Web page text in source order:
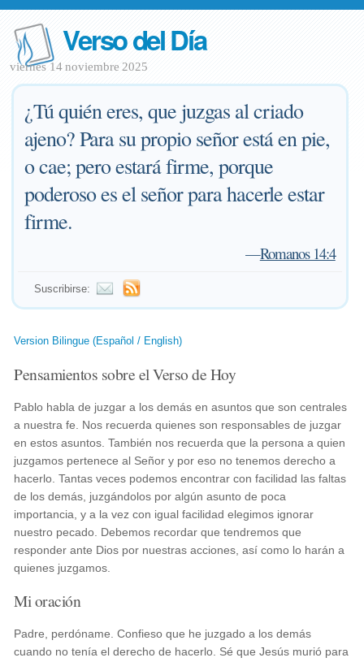
Verso del Día
viernes 14 noviembre 2025
¿Tú quién eres, que juzgas al criado
ajeno? Para su propio señor está en pie,
o cae; pero estará firme, porque
poderoso es el señor para hacerle estar
firme.
—Romanos 14:4
Suscribirse:
Version Bilingue (Español / English)
Pensamientos sobre el Verso de Hoy
Pablo habla de juzgar a los demás en asuntos que son centrales
a nuestra fe. Nos recuerda quienes son responsables de juzgar
en estos asuntos. También nos recuerda que la persona a quien
juzgamos pertenece al Señor y por eso no tenemos derecho a
hacerlo. Tantas veces podemos encontrar con facilidad las faltas
de los demás, juzgándolos por algún asunto de poca
importancia, y a la vez con igual facilidad elegimos ignorar
nuestro pecado. Debemos recordar que tendremos que
responder ante Dios por nuestras acciones, así como lo harán a
quienes juzgamos.
Mi oración
Padre, perdóname. Confieso que he juzgado a los demás
cuando no tenía el derecho de hacerlo. Sé que Jesús murió para